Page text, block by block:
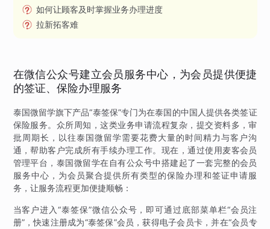
如何让顾客及时掌握业务办理进度
拉新拓客难
在微信公众号建立会员服务中心，为会员提供便捷
的签证、保险办理服务
泰国微留学旗下产品“泰签保”专门为在泰国的中国人提供各类签证
保险服务。众所周知，这类业务申请流程复杂，提交资料多，审
批周期长，以往泰国微留学需要花费大量的时间精力与客户沟
通，帮助客户完成所有手续办理工作。现在，通过使用麦客会员
管理平台，泰国微留学在自有公众号中搭建起了一套完整的会员
服务中心，为会员聚合提供所有类型的保险办理和签证申请服
务，让服务流程更加便捷顺畅：
当客户进入“泰签保”微信公众号，即可通过底部菜单栏“会员注
册”，快速注册成为“泰签保”会员，获得电子会员卡，并在“会员专